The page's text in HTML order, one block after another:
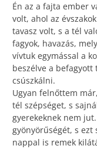
Én az a fajta ember
volt, ahol az
tavasz volt, s a tél
fagyok, havazás,
vívtuk egymással a
beszélve a befagyott
csúszkálni.
Ugyan felnőttem
tél szépséget, s
gyerekeknek nem
gyönyörűségét, s ezt
nappal is remek